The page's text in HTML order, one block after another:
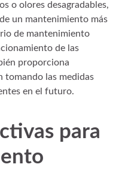
o olores desagradables,
un mantenimiento más
de mantenimiento
de las
proporciona
tomando las medidas
en el futuro.
para